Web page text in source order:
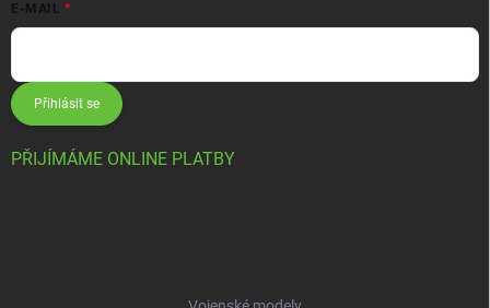
E-MAIL
Přihlásit se
PŘIJÍMÁME ONLINE PLATBY